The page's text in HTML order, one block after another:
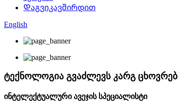
Დაგვიკავშირდით
English
ტექნოლოგია გვაძლევს კარგ
ინტელექტუალური ავეჯის სპეციალისტი